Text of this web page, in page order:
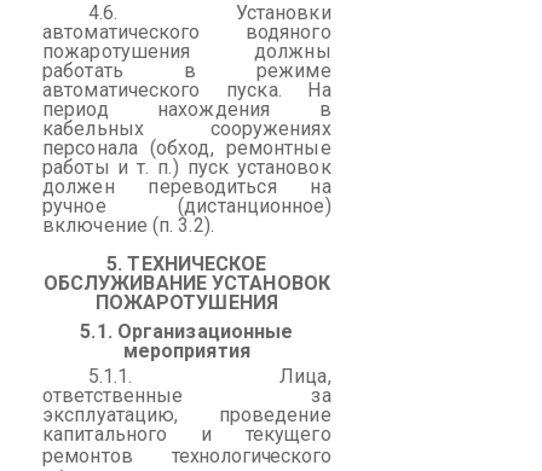
4.6. Установки
автоматического водяного
пожаротушения должны
работать в режиме
автоматического пуска. На
период нахождения в
кабельных сооружениях
персонала (обход, ремонтные
работы и т. п.) пуск установок
должен переводиться на
ручное (дистанционное)
включение (п. 3.2).
5. ТЕХНИЧЕСКОЕ
ОБСЛУЖИВАНИЕ УСТАНОВОК
ПОЖАРОТУШЕНИЯ
5.1. Организационные
мероприятия
5.1.1. Лица,
ответственные за
эксплуатацию, проведение
капитального и текущего
ремонтов технологического